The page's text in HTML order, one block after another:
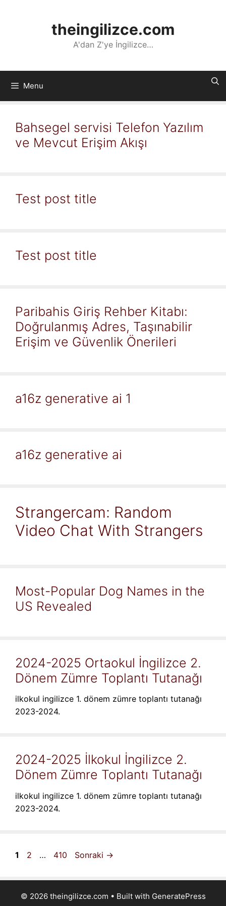
theingilizce.com
A'dan Z'ye İngilizce…
Menu
Bahsegel servisi Telefon Yazılım
ve Mevcut Erişim Akışı
Test post title
Test post title
Paribahis Giriş Rehber Kitabı:
Doğrulanmış Adres, Taşınabilir
Erişim ve Güvenlik Önerileri
a16z generative ai 1
a16z generative ai
Strangercam: Random
Video Chat With Strangers
Most-Popular Dog Names in the
US Revealed
2024-2025 Ortaokul İngilizce 2.
Dönem Zümre Toplantı Tutanağı
ilkokul ingilizce 1. dönem zümre toplantı tutanağı
2023-2024.
2024-2025 İlkokul İngilizce 2.
Dönem Zümre Toplantı Tutanağı
ilkokul ingilizce 1. dönem zümre toplantı tutanağı
2023-2024.
Sayfa
1 Sayfa
2 … Sayfa
410 Sonraki →
© 2026 theingilizce.com • Built with GeneratePress